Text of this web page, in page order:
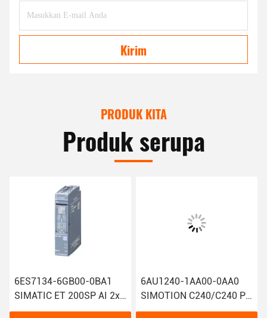
Kirim
PRODUK KITA
Produk serupa
6ES7134-6GB00-0BA1
SIMATIC ET 200SP AI 2xI
2/4 Wire Siemens Analog
6AU1240-1AA00-0AA0
SIMOTION C240/C240 PN
Siemens Motion